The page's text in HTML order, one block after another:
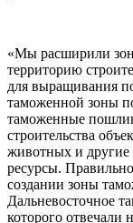
«Мы расширили
территорию
для выращивания
таможенной зоны
таможенные
строительства
животных и другие
ресурсы.
создании зоны
Дальневосточное
которого отвечали